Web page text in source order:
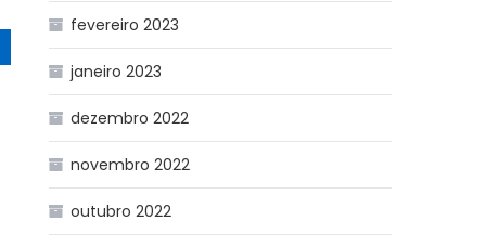
fevereiro 2023
janeiro 2023
dezembro 2022
novembro 2022
outubro 2022